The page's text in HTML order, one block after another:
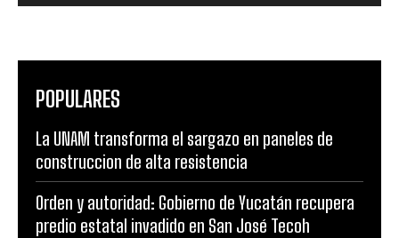
POPULARES
La UNAM transforma el sargazo en paneles de
construccion de alta resistencia
Orden y autoridad: Gobierno de Yucatán recupera
predio estatal invadido en San José Tecoh